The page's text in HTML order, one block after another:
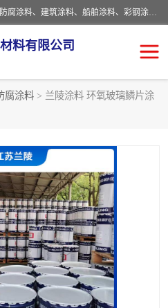
江苏兰陵化工集团有限公司主要生产防腐涂料、建筑涂料、船舶涂料、彩钢涂料、粉末涂料五大类产品，具备10 万吨年生产能力，可以提供优质精良的涂装施工服务，产品广销全国各地，大量出口亚非欧及拉美等国家。
料有限公司
腐涂料 > 兰陵涂料 环氧玻璃鳞片涂
内外墙涂料
风电专用涂料
粉末涂料
流体机械专用涂料